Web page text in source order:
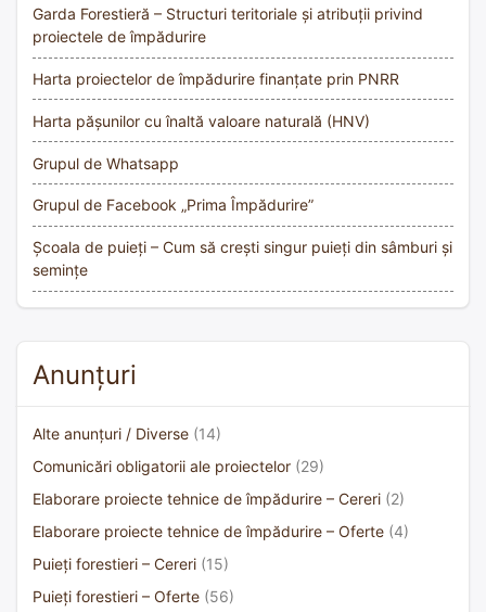
Garda Forestieră – Structuri teritoriale și atribuții privind
proiectele de împădurire
Harta proiectelor de împădurire finanțate prin PNRR
Harta pășunilor cu înaltă valoare naturală (HNV)
Grupul de Whatsapp
Grupul de Facebook „Prima Împădurire”
Școala de puieți – Cum să crești singur puieți din sâmburi și
semințe
Anunțuri
Alte anunțuri / Diverse (14)
Comunicări obligatorii ale proiectelor (29)
Elaborare proiecte tehnice de împădurire – Cereri (2)
Elaborare proiecte tehnice de împădurire – Oferte (4)
Puieți forestieri – Cereri (15)
Puieți forestieri – Oferte (56)